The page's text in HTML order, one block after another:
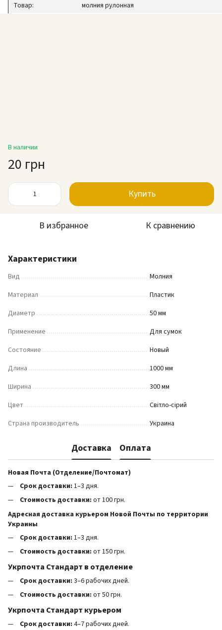
Товар:
молния рулонная
В наличии
20 грн
Купить
В избранное К сравнению
Характеристики
Вид
Молния
Материал
Пластик
Диаметр
50 мм
Применение
Для сумок
Состояние
Новый
Длина
1000 мм
Ширина
300 мм
Цвет
Світло-сірий
Страна производитель
Украина
Доставка Оплата
Новая Почта (Отделение/Почтомат)
Срок доставки: 1–3 дня.
Стоимость доставки: от 100 грн.
Адресная доставка курьером Новой Почты по территории
Украины
Срок доставки: 1–3 дня.
Стоимость доставки: от 150 грн.
Укрпочта Стандарт в отделение
Срок доставки: 3–6 рабочих дней.
Стоимость доставки: от 50 грн.
Укрпочта Стандарт курьером
Срок доставки: 4–7 рабочих дней.